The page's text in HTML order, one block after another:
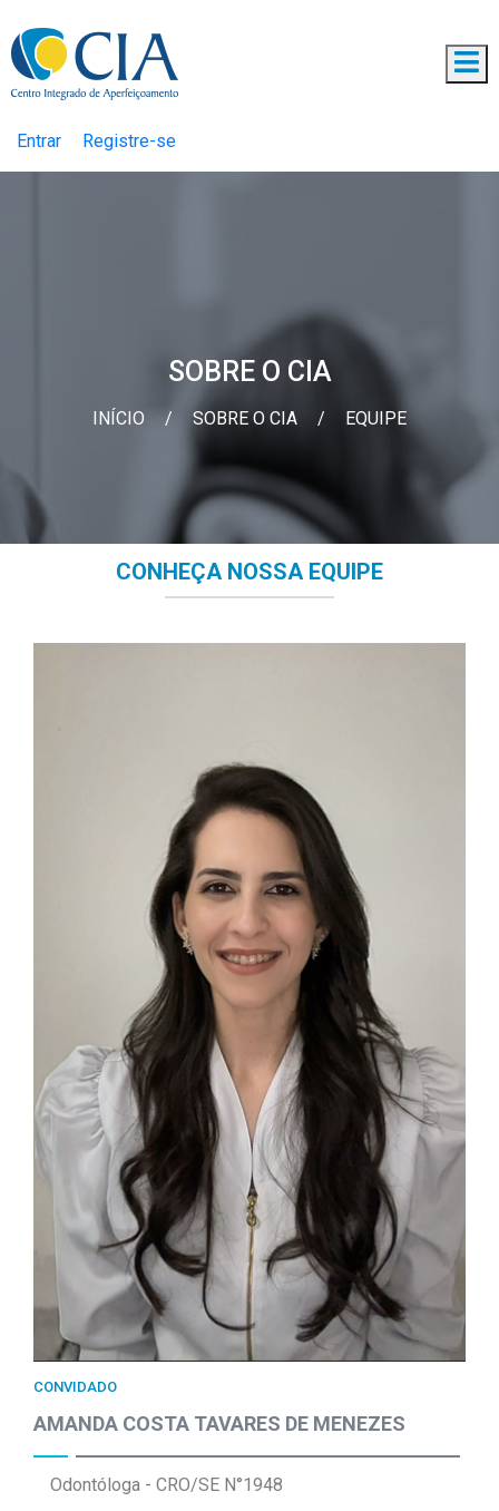
Entrar Registre-se
SOBRE O CIA
INÍCIO / SOBRE O CIA / EQUIPE
CONHEÇA NOSSA EQUIPE
CONVIDADO
AMANDA COSTA TAVARES DE MENEZES
Odontóloga - CRO/SE N°1948